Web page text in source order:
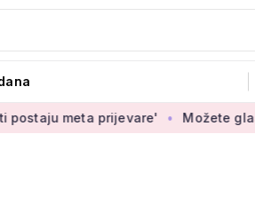
prijevare' Možete glasati za